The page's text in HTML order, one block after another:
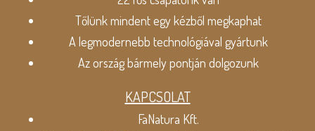
Tőlünk mindent egy kézből megkaphat
A legmodernebb technológiával gyártunk
Az ország bármely pontján dolgozunk
KAPCSOLAT
FaNatura Kft.